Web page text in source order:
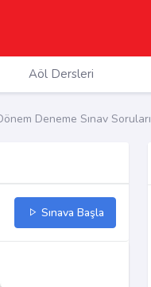
Aöl Dersleri
Deneme Sınav Soruları
Sınava Başla